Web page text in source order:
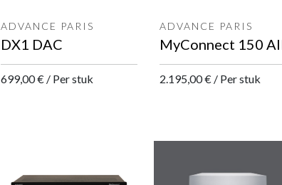
ADVANCE PARIS
DX1 DAC
699,00€ / Per stuk
ADVANCE PARIS
2.195,00€ / Per stuk